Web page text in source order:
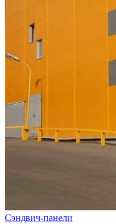
Сэндвич-панели